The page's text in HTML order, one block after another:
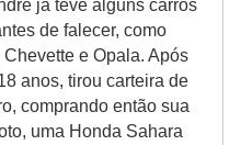
já teve alguns carros
de falecer, como
Chevette e Opala. Após
anos, tirou carteira de
comprando então sua
uma Honda Sahara